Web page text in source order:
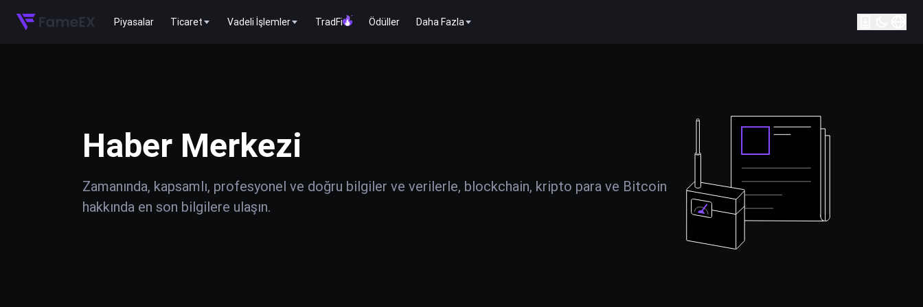
Piyasalar Ticaret Vadeli İşlemler TradFi Ödüller Daha Fazla
Haber Merkezi
Zamanında, kapsamlı, profesyonel ve doğru bilgiler ve verilerle, blockchain, kripto para ve Bitcoin
hakkında en son bilgilere ulaşın.